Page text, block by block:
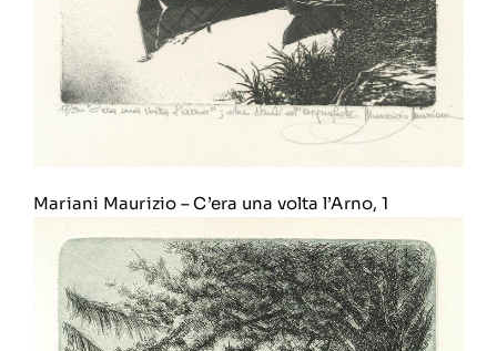
Mariani Maurizio –C’era una volta l’Arno, 1